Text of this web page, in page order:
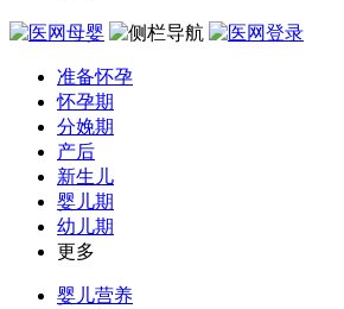
准备怀孕
怀孕期
分娩期
产后
新生儿
婴儿期
幼儿期
更多
婴儿营养